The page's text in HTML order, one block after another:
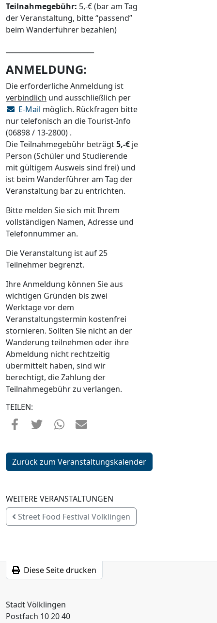
Teilnahmegebühr: 5,-€ (bar am Tag
der Veranstaltung, bitte “passend”
beim Wanderführer bezahlen)
ANMELDUNG:
Die erforderliche Anmeldung ist
verbindlich und ausschließlich per
E-Mail möglich. Rückfragen bitte
nur telefonisch an die Tourist-Info
(06898 / 13-2800) .
Die Teilnahmegebühr beträgt5,-€ je
Person (Schüler und Studierende
mit gültigem Ausweis sind frei) und
ist beim Wanderführer am Tag der
Veranstaltung bar zu entrichten.
Bitte melden Sie sich mit Ihrem
vollständigen Namen, Adresse und
Telefonnummer an.
Die Veranstaltung ist auf 25
Teilnehmer begrenzt.
Ihre Anmeldung können Sie aus
wichtigen Gründen bis zwei
Werktage vor dem
Veranstaltungstermin kostenfrei
stornieren. Sollten Sie nicht an der
Wanderung teilnehmen oder ihre
Abmeldung nicht rechtzeitig
übermittelt haben, sind wir
berechtigt, die Zahlung der
Teilnahmegebühr zu verlangen.
TEILEN:
Zurück zum Veranstaltungskalender
WEITERE VERANSTALTUNGEN
Street Food Festival Völklingen
Diese Seite drucken
Stadt Völklingen
Postfach 10 20 40